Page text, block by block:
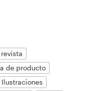
de producto